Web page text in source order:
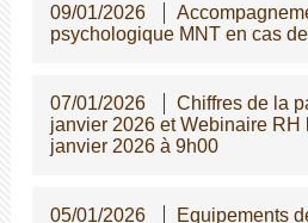
09/01/2026
psychologique MNT en cas
07/01/2026
Chiffres de la
janvier 2026 et Webinaire RH
janvier 2026 à 9h00
05/01/2026 Equipements